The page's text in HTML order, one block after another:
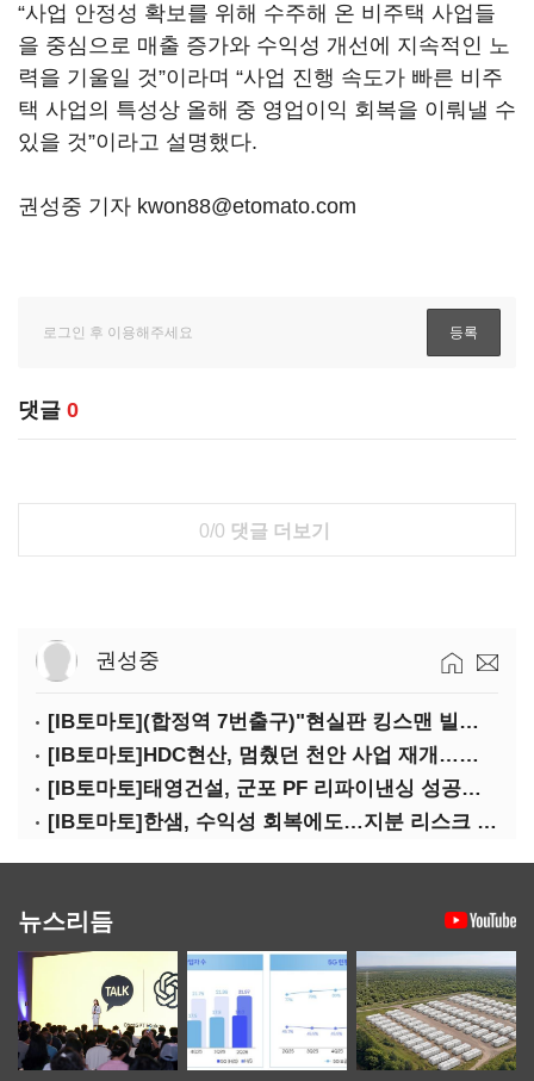
“사업 안정성 확보를 위해 수주해 온 비주택 사업들
을 중심으로 매출 증가와 수익성 개선에 지속적인 노
력을 기울일 것”이라며 “사업 진행 속도가 빠른 비주
택 사업의 특성상 올해 중 영업이익 회복을 이뤄낼 수
있을 것”이라고 설명했다.
권성중 기자 kwon88@etomato.com
댓글 0
0/0 댓글 더보기
권성중
[IB토마토](합정역 7번출구)"현실판 킹스맨 빌런?"…일론 머스크의 양면성
[IB토마토]HDC현산, 멈췄던 천안 사업 재개…우발채무 부담 줄인다
[IB토마토]태영건설, 군포 PF 리파이낸싱 성공…후속사업 '청신호'
[IB토마토]한샘, 수익성 회복에도…지분 리스크 덮친다
뉴스리듬